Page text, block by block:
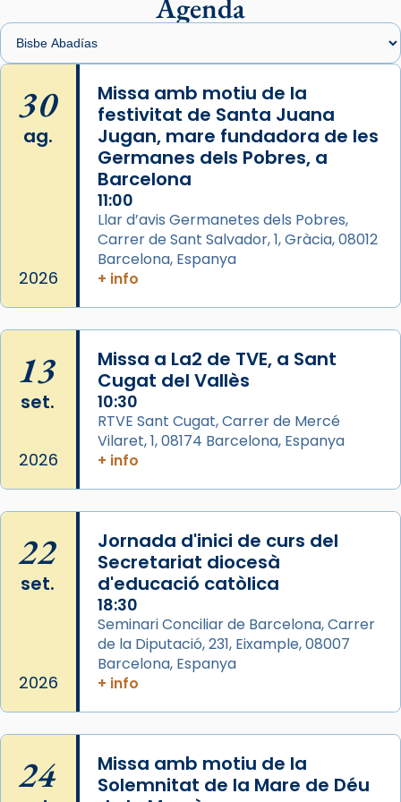
Santes de Mataró.
🔗
📸 J. Merino
Photo
View on Facebook Share
Arquebisbat de Barcelona
de Barcelona.
2 weeks ago
Aquest dilluns, 27 de juliol, ha tingut lloc la
missa d’acció de gràcies en agraïment al
L’arquebisbe de Barcelona, el cardenal Joan
Josep Omella, ha presidit la missa i l’ha
concelebrat el bisbe auxiliar de Barcelona,
Mons. David Abadías.
📸 Dr. G. Simón
Arquebisbat de Barcelona
2 weeks ago
Memòria de les santes Juliana i
Semproniana, verges i màrtirs.
Acompanyant la història de sant Cugat, a
eterna”) són deixebles seves. I l’any 1667, el
frare Joan Gaspar Roig, afirma en una obra
Agenda
30
ag.
2026
Missa amb motiu de la
festivitat de Santa Juana
Jugan, mare fundadora de les
Germanes dels Pobres, a
Barcelona
11:00
Llar d’avis Germanetes dels Pobres,
Carrer de Sant Salvador, 1, Gràcia, 08012
Barcelona, Espanya
+ info
13
set.
2026
Missa a La2 de TVE, a Sant
Cugat del Vallès
10:30
RTVE Sant Cugat, Carrer de Mercé
Vilaret, 1, 08174 Barcelona, Espanya
+ info
22
set.
2026
Jornada d'inici de curs del
Secretariat diocesà
d'educació catòlica
18:30
Seminari Conciliar de Barcelona, Carrer
de la Diputació, 231, Eixample, 08007
Barcelona, Espanya
+ info
24
Missa amb motiu de la
Solemnitat de la Mare de Déu